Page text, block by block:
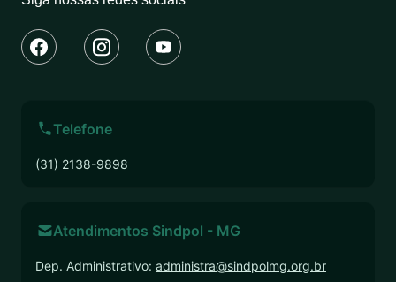
Telefone
(31) 2138-9898
Atendimentos Sindpol - MG
Dep. Administrativo: administra@sindpolmg.org.br